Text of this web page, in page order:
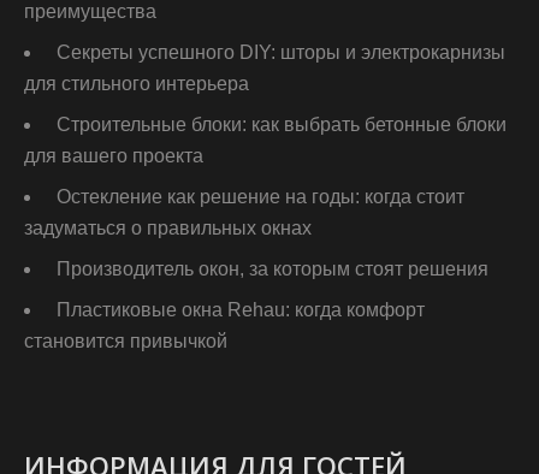
преимущества
Секреты успешного DIY: шторы и электрокарнизы
для стильного интерьера
Строительные блоки: как выбрать бетонные блоки
для вашего проекта
Остекление как решение на годы: когда стоит
задуматься о правильных окнах
Производитель окон, за которым стоят решения
Пластиковые окна Rehau: когда комфорт
становится привычкой
ИНФОРМАЦИЯ ДЛЯ ГОСТЕЙ